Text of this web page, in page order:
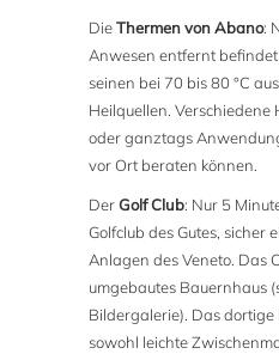
DieThermen von Abano:
Anwesen entfernt
seinen bei 70 bis 80 °C
Heilquellen.
oder ganztags
vor Ort beraten können.
DerGolf Club: Nur 5
Golfclub des Gutes, sicher
Anlagen des Veneto. Das
umgebautes Bauernhaus
Bildergalerie). Das
sowohl leichte